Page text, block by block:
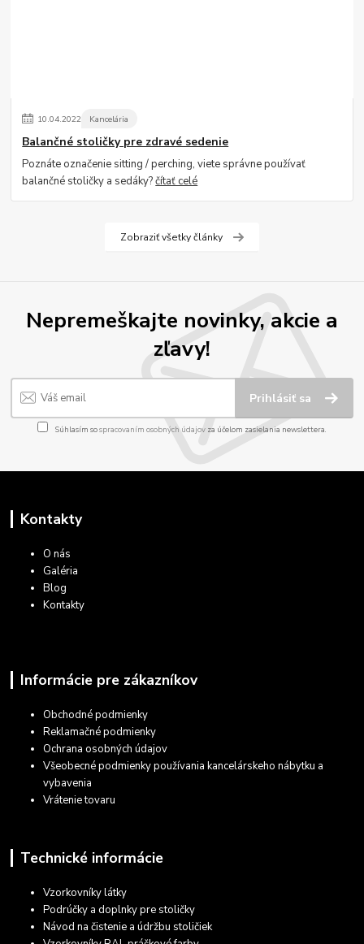
10.04.2022 Kancelária
Balančné stoličky pre zdravé sedenie
Poznáte označenie sitting / perching, viete správne používať
balančné stoličky a sedáky?čítať celé
Zobraziť všetky články
Nepremeškajte novinky, akcie a
zľavy!
Prihlásiť sa
Súhlasím sospracovaním osobných údajov za účelom zasielania newslettera.
Kontakty
O nás
Galéria
Blog
Kontakty
Informácie pre zákazníkov
Obchodné podmienky
Reklamačné podmienky
Ochrana osobných údajov
Všeobecné podmienky používania kancelárskeho nábytku a
vybavenia
Vrátenie tovaru
Technické informácie
Vzorkovníky látky
Podrúčky a doplnky pre stoličky
Návod na čistenie a údržbu stoličiek